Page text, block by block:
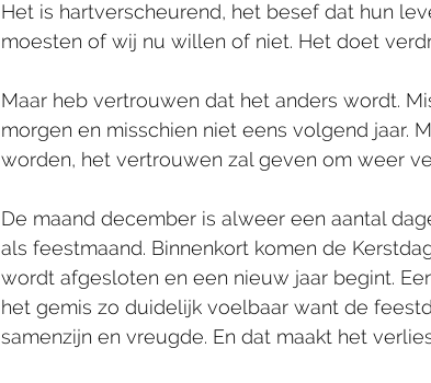
Het is hartverscheurend, het besef dat hun
moesten of wij nu willen of niet. Het doet
Maar heb vertrouwen dat het anders wordt.
morgen en misschien niet eens volgend jaar.
worden, het vertrouwen zal geven om weer
De maand december is alweer een aantal
als feestmaand. Binnenkort komen de
wordt afgesloten en een nieuw jaar begint.
het gemis zo duidelijk voelbaar want de
samenzijn en vreugde. En dat maakt het